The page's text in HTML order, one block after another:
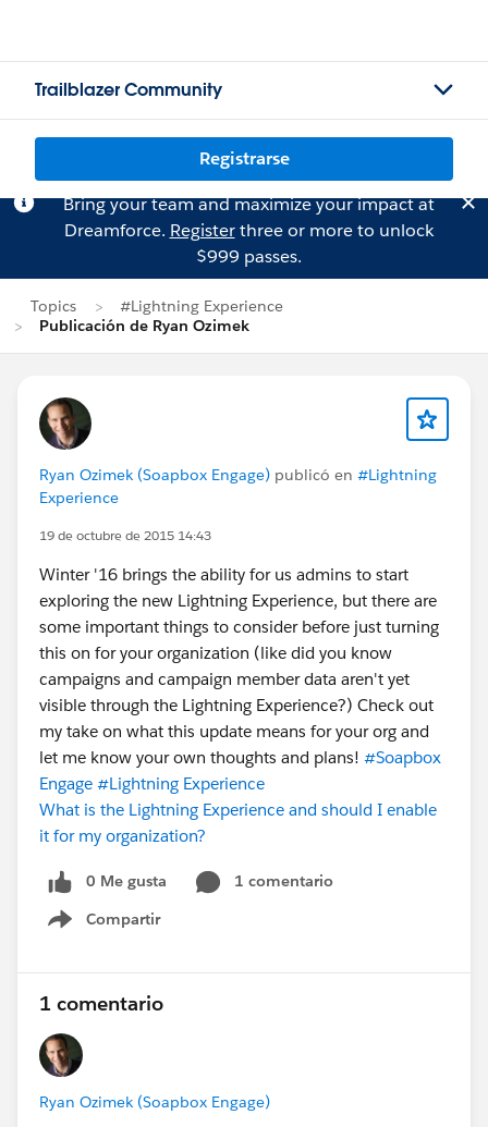
Trailblazer Community
Registrarse
Bring your team and maximize your impact at
Dreamforce. Registerthree or more to unlock
$999 passes.
Topics
#Lightning Experience
Publicación de Ryan Ozimek
Ryan Ozimek (Soapbox Engage) publicó en #Lightning
Experience
19 de octubre de 2015 14:43
Winter '16 brings the ability for us admins to start
exploring the new Lightning Experience, but there are
some important things to consider before just turning
this on for your organization (like did you know
campaigns and campaign member data aren't yet
visible through the Lightning Experience?) Check out
my take on what this update means for your org and
let me know your own thoughts and plans! #Soapbox
Engage #Lightning Experience
What is the Lightning Experience and should I enable
it for my organization?
0 Me gusta
1 comentario
Compartir
Show menu
1 comentario
Ryan Ozimek (Soapbox Engage)